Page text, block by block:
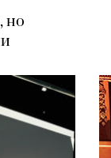
но